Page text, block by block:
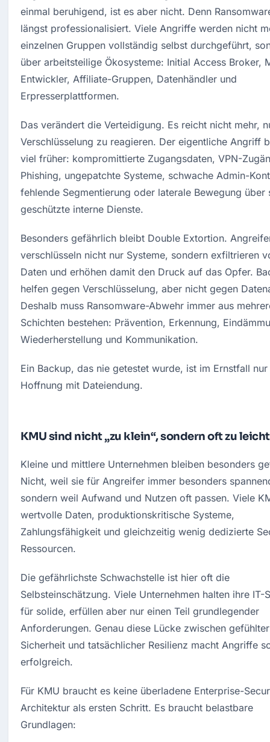
einmal beruhigend, ist es aber nicht. Denn
längst professionalisiert. Viele Angriffe werden nicht
einzelnen Gruppen vollständig selbst durchgeführt,
über arbeitsteilige Ökosysteme: Initial Access Broker,
Entwickler, Affiliate-Gruppen, Datenhändler und
Erpresserplattformen.
Das verändert die Verteidigung. Es reicht nicht mehr,
Verschlüsselung zu reagieren. Der eigentliche Angriff
viel früher: kompromittierte Zugangsdaten, VPN-
Phishing, ungepatchte Systeme, schwache Admin-
fehlende Segmentierung oder laterale Bewegung über
geschützte interne Dienste.
Besonders gefährlich bleibt Double Extortion.
verschlüsseln nicht nur Systeme, sondern exfiltrieren
Daten und erhöhen damit den Druck auf das Opfer.
helfen gegen Verschlüsselung, aber nicht gegen
Deshalb muss Ransomware-Abwehr immer aus
Schichten bestehen: Prävention, Erkennung,
Wiederherstellung und Kommunikation.
Ein Backup, das nie getestet wurde, ist im Ernstfall nur
Hoffnung mit Dateiendung.
KMU sind nicht „zu klein“, sondern oft zu leicht
Kleine und mittlere Unternehmen bleiben besonders
Nicht, weil sie für Angreifer immer besonders
sondern weil Aufwand und Nutzen oft passen. Viele
wertvolle Daten, produktionskritische Systeme,
Zahlungsfähigkeit und gleichzeitig wenig dedizierte
Ressourcen.
Die gefährlichste Schwachstelle ist hier oft die
Selbsteinschätzung. Viele Unternehmen halten ihre IT-
für solide, erfüllen aber nur einen Teil grundlegender
Anforderungen. Genau diese Lücke zwischen gefühlter
Sicherheit und tatsächlicher Resilienz macht Angriffe
erfolgreich.
Für KMU braucht es keine überladene Enterprise-
Architektur als ersten Schritt. Es braucht belastbare
Grundlagen: